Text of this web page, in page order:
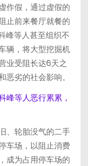
作假，通过虚假的
止前来餐厅就餐的
峰等人甚至组织不
辆，将大型挖掘机
业受阻长达6天之
劣的社会影响。
、轮胎没气的二手
车场，以阻止消费
成为占用停车场的